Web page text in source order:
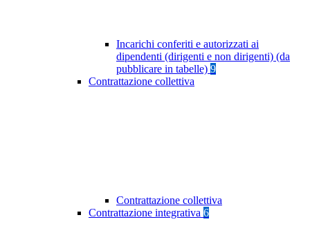
Incarichi conferiti e autorizzati ai
dipendenti (dirigenti e non dirigenti) (da
pubblicare in tabelle) 9
Contrattazione collettiva
Contrattazione collettiva
Contrattazione integrativa 6